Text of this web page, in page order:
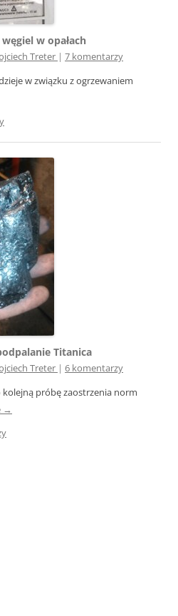
w opałach
Treter | 7 komentarzy
w związku z ogrzewaniem
Titanica
Treter | 6 komentarzy
próbę zaostrzenia norm
→